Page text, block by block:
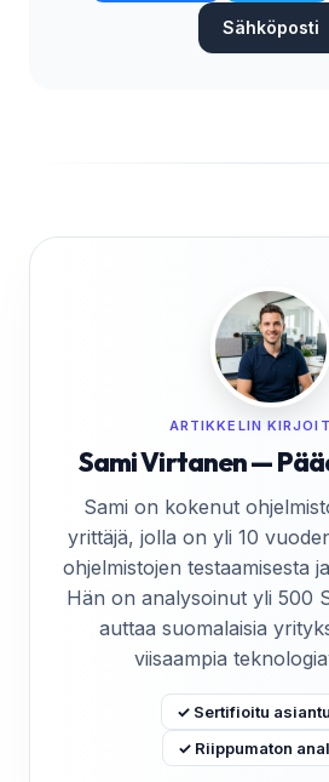
Sähköposti
ARTIKKELIN
Sami Virtanen —
Sami on kokenut
yrittäjä, jolla on yli 10
ohjelmistojen testaamisesta
Hän on analysoinut yli 500
auttaa suomalaisia
viisaampia
✓ Sertifioitu
✓ Riippumaton